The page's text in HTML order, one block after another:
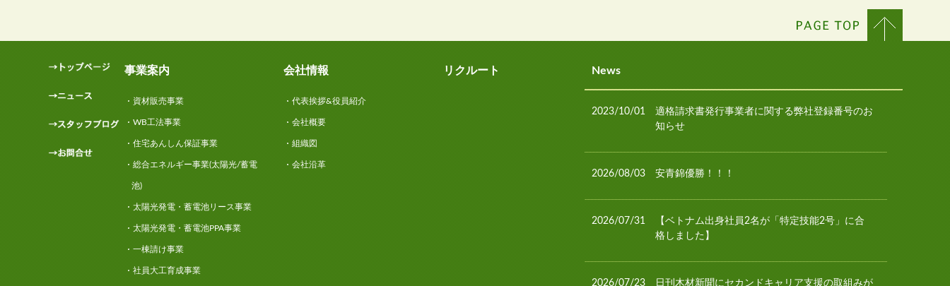
事業案内
資材販売事業
WB工法事業
住宅あんしん保証事業
総合エネルギー事業(太陽光/蓄電
池)
太陽光発電・蓄電池リース事業
太陽光発電・蓄電池PPA事業
一棟請け事業
社員大工育成事業
会社情報
代表挨拶&役員紹介
会社概要
組織図
会社沿革
リクルート News
2023/10/01
適格請求書発行事業者に関する弊社登録番号のお
知らせ
2026/08/03 安青錦優勝！！！
2026/07/31
【ベトナム出身社員2名が「特定技能2号」に合
格しました】
2026/07/23
日刊木材新聞にセカンドキャリア支援の取組みが